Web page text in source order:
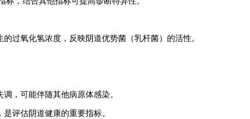
过氧化氢浓度，反映阴道优势菌（乳杆菌）的活性。
，可能伴随其他病原体感染。
评估阴道健康的重要指标。